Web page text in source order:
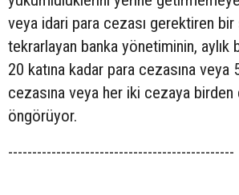
veya idari para cezası gerektiren
tekrarlayan banka yönetiminin,
20 katına kadar para cezasına veya
cezasına veya her iki cezaya birden
öngörüyor.
-----------------------------------------------